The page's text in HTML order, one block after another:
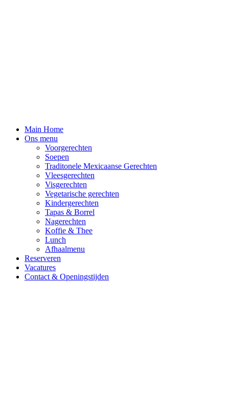
Main Home
Ons menu
Voorgerechten
Soepen
Traditonele Mexicaanse Gerechten
Vleesgerechten
Visgerechten
Vegetarische gerechten
Kindergerechten
Tapas & Borrel
Nagerechten
Koffie & Thee
Lunch
Afhaalmenu
Reserveren
Vacatures
Contact & Openingstijden